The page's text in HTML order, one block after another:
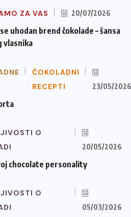
ZA VAS 20/07/2026
uhodan brend čokolade – šansa
vlasnika
ČOKOLADNI
RECEPTI
23/05/2026
O
20/05/2026
chocolate personality
O
05/03/2026